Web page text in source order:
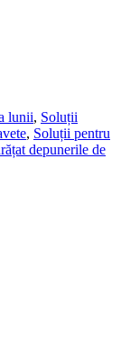
lunii, Soluții
, Soluții pentru
depunerile de